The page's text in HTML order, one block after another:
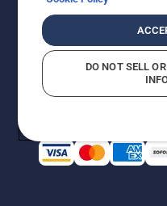
indicati sono prezzi al
a meno che il prodotto
Informativa sui
Informativa sulla privacy
Segnalazione
DO NOT SELL